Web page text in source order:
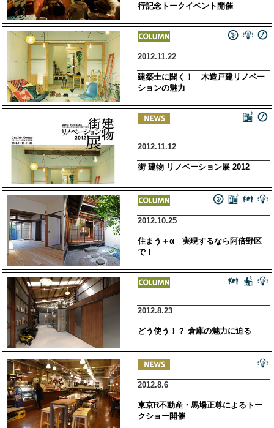
行記念トークイベント開催
2012.11.22
建築士に聞く！ 木造戸建リノベー
ションの魅力
2012.11.12
街 建物 リノベーション展 2012
2012.10.25
住まう＋α 実現するなら阿倍野区
で！
2012.8.23
どう使う！？ 倉庫の魅力に迫る
2012.8.6
東京R不動産・馬場正尊によるトー
クショー開催